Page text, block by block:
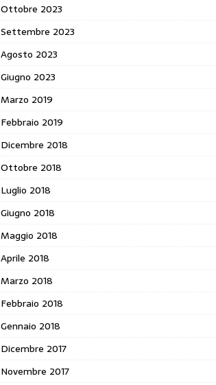
Ottobre 2023
Settembre 2023
Agosto 2023
Giugno 2023
Marzo 2019
Febbraio 2019
Dicembre 2018
Ottobre 2018
Luglio 2018
Giugno 2018
Maggio 2018
Aprile 2018
Marzo 2018
Febbraio 2018
Gennaio 2018
Dicembre 2017
Novembre 2017